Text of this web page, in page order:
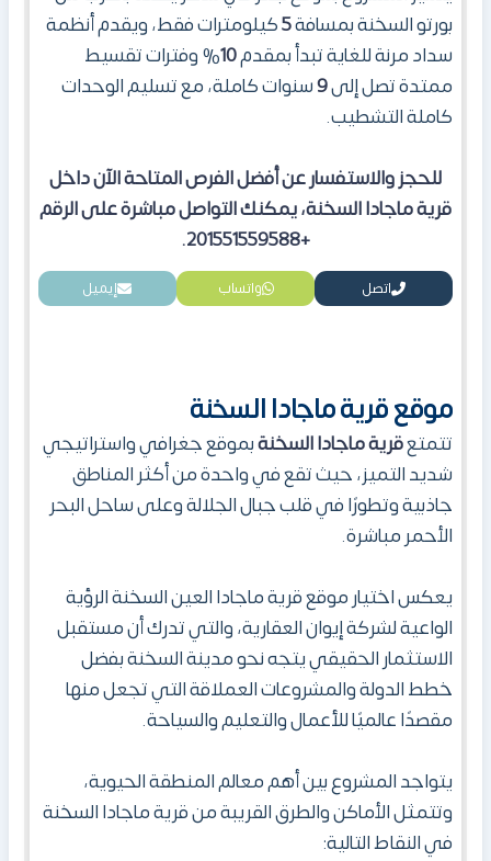
بورتو السخنة بمسافة5كيلومترات فقط، ويقدم أنظمة
سداد مرنة للغاية تبدأ بمقدم10% وفترات تقسيط
ممتدة تصل إلى9سنوات كاملة، مع تسليم الوحدات
كاملة التشطيب.
للحجز والاستفسار عن أفضل الفرص المتاحة الآن داخل
قرية ماجادا السخنة، يمكنك التواصل مباشرة على الرقم
+201551559588
.
اتصل واتساب إيميل
موقع قرية ماجادا السخنة
تتمتعقرية ماجادا السخنةبموقع جغرافي واستراتيجي
شديد التميز، حيث تقع في واحدة من أكثر المناطق
جاذبية وتطورًا في قلب جبال الجلالة وعلى ساحل البحر
الأحمر مباشرة.
يعكس اختيار موقع قرية ماجادا العين السخنة الرؤية
الواعية لشركة إيوان العقارية، والتي تدرك أن مستقبل
الاستثمار الحقيقي يتجه نحو مدينة السخنة بفضل
خطط الدولة والمشروعات العملاقة التي تجعل منها
مقصدًا عالميًا للأعمال والتعليم والسياحة.
يتواجد المشروع بين أهم معالم المنطقة الحيوية،
وتتمثل الأماكن والطرق القريبة من قرية ماجادا السخنة
في النقاط التالية: